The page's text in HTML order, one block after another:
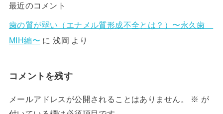
最近のコメント
歯の質が弱い（エナメル質形成不全とは？）〜永久歯
MIH編〜 に浅岡 より
コメントを残す
メールアドレスが公開されることはありません。 ※ が